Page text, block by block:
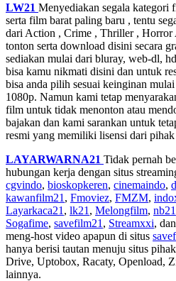
LW21 Menyediakan segala kategori
serta film barat paling baru , tentu
dari Action , Crime , Thriller , Horror
tonton serta download disini secara
sediakan mulai dari bluray, web-dl,
bisa kamu nikmati disini dan untuk
bisa anda pilih sesuai keinginan
1080p. Namun kami tetap
film untuk tidak menonton atau
bajakan dan kami sarankan untuk
resmi yang memiliki lisensi dari
LAYARWARNA21 Tidak pernah
hubungan kerja dengan situs
cgvindo, bioskopkeren, cinemaindo,
kawanfilm21 , Fmoviez, FMZM,
Layarkaca21 , lk21 , Melongfilm, nb21
Sogafime, savefilm21 , Streamxxi,
meng-host video apapun di situs
hanya berisi tautan menuju situs
Drive, Uptobox, Racaty, Openload,
lainnya.